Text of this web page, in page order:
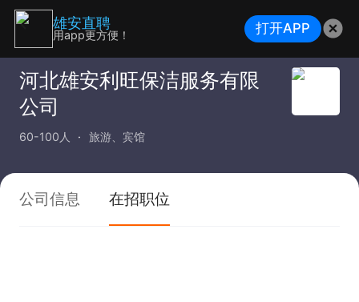
河北雄安利旺保洁服务有限
公司
60-100人 旅游、宾馆
公司信息 在招职位
雄安直聘
用app更方便！ 打开APP